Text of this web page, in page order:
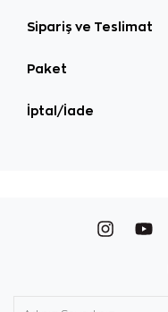
Sipariş ve Teslimat
Paket
İptal/İade